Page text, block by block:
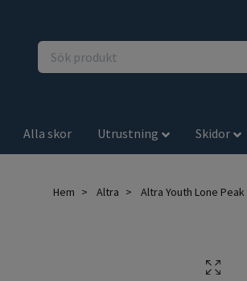
Alla skor Utrustning Skidor
Hem Altra Altra Youth Lone